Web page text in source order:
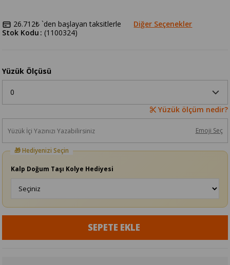
26.712₺ `den başlayan taksitlerle
Diğer Seçenekler
(1100324)
Stok Kodu
Yüzük Ölçüsü
Yüzük ölçüm nedir?
Emoji Seç
Kalp Doğum Taşı Kolye Hediyesi